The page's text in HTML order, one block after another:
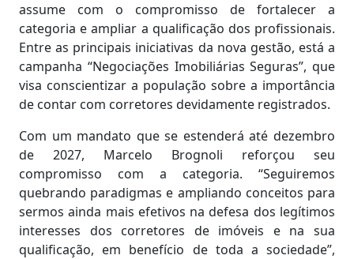
assume com o compromisso de fortalecer a
categoria e ampliar a qualificação dos profissionais.
Entre as principais iniciativas da nova gestão, está a
campanha “Negociações Imobiliárias Seguras”, que
visa conscientizar a população sobre a importância
de contar com corretores devidamente registrados.
Com um mandato que se estenderá até dezembro
de 2027, Marcelo Brognoli reforçou seu
compromisso com a categoria. “Seguiremos
quebrando paradigmas e ampliando conceitos para
sermos ainda mais efetivos na defesa dos legítimos
interesses dos corretores de imóveis e na sua
qualificação, em benefício de toda a sociedade”,